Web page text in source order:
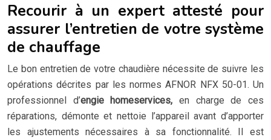
Recourir à un expert attesté pour
assurer l’entretien de votre système
de chauffage
Le bon entretien de votre chaudière nécessite de suivre les
opérations décrites par les normes AFNOR NFX 50-01. Un
professionnel d’engie homeservices,en charge de ces
réparations, démonte et nettoie l’appareil avant d’apporter
les ajustements nécessaires à sa fonctionnalité. Il est